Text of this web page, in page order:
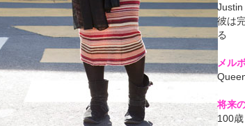
彼は
る
メル
将来
100歳